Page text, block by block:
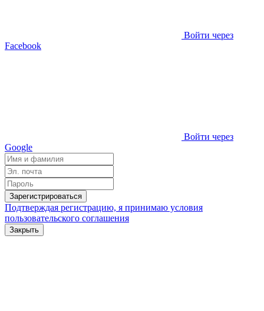
Войти через
Facebook
Войти через
Google
Зарегистрироваться
Подтверждая регистрацию, я принимаю условия
пользовательского соглашения
Закрыть